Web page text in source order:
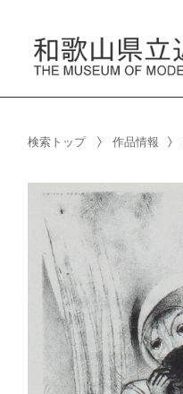
検索トップ 作品情報